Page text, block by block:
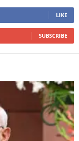
LIKE
SUBSCRIBE